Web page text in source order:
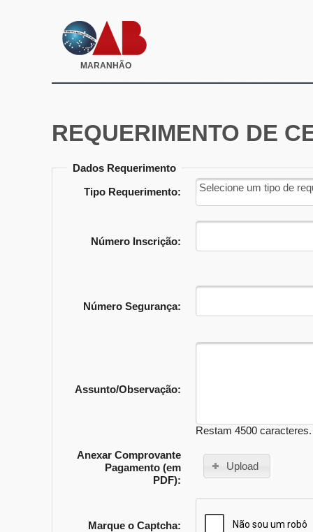
MARANHÃO
REQUERIMENTO DE
Dados Requerimento
Tipo Requerimento:
Selecione um tipo de
Número Inscrição:
Número Segurança:
Assunto/Observação:
Restam 4500 caracteres.
Anexar Comprovante
Pagamento (em
PDF):
Upload
Marque o Captcha: